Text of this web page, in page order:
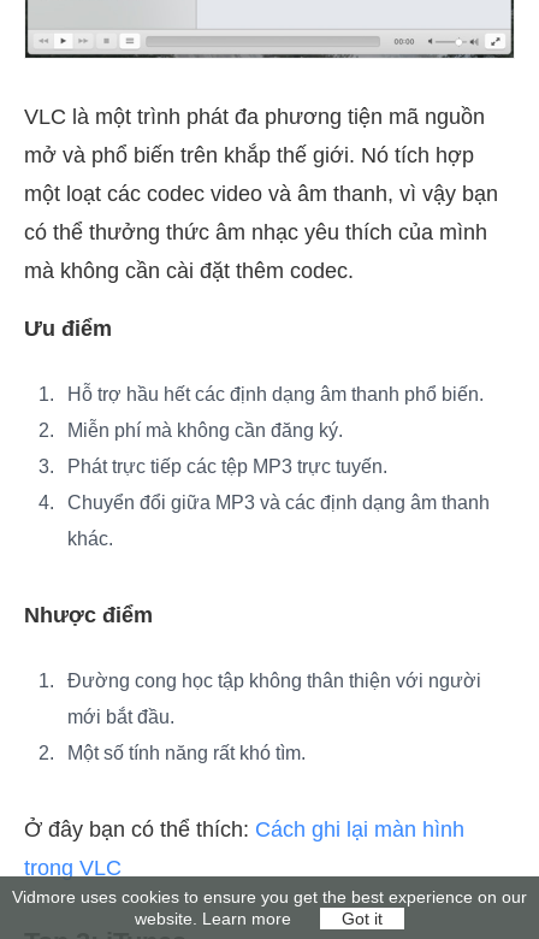
VLC là một trình phát đa phương tiện mã nguồn
mở và phổ biến trên khắp thế giới. Nó tích hợp
một loạt các codec video và âm thanh, vì vậy bạn
có thể thưởng thức âm nhạc yêu thích của mình
mà không cần cài đặt thêm codec.
Ưu điểm
Hỗ trợ hầu hết các định dạng âm thanh phổ biến.
Miễn phí mà không cần đăng ký.
Phát trực tiếp các tệp MP3 trực tuyến.
Chuyển đổi giữa MP3 và các định dạng âm thanh
khác.
Nhược điểm
Đường cong học tập không thân thiện với người
mới bắt đầu.
Một số tính năng rất khó tìm.
Ở đây bạn có thể thích: Cách ghi lại màn hình
trong VLC
Vidmore uses cookies to ensure you get the best experience on our
website. Learn more Got it